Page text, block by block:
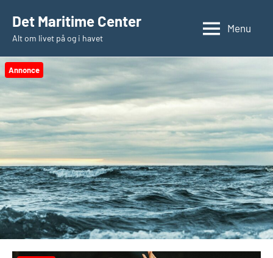
indhold
Det Maritime Center
Alt om livet på og i havet
Menu
Annonce